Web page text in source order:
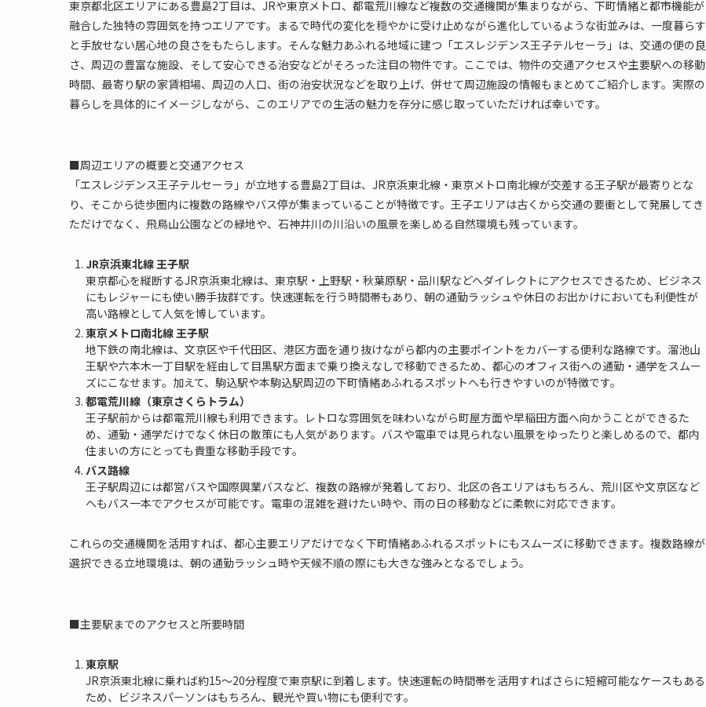
東京都北区エリアにある豊島2丁目は、JRや東京メトロ、都電荒川線など複数の交通機関が集まりながら、下町情緒と都市機能が
融合した独特の雰囲気を持つエリアです。まるで時代の変化を穏やかに受け止めながら進化しているような街並みは、一度暮らす
と手放せない居心地の良さをもたらします。そんな魅力あふれる地域に建つ「エスレジデンス王子テルセーラ」は、交通の便の良
さ、周辺の豊富な施設、そして安心できる治安などがそろった注目の物件です。ここでは、物件の交通アクセスや主要駅への移動
時間、最寄り駅の家賃相場、周辺の人口、街の治安状況などを取り上げ、併せて周辺施設の情報もまとめてご紹介します。実際の
暮らしを具体的にイメージしながら、このエリアでの生活の魅力を存分に感じ取っていただければ幸いです。
■周辺エリアの概要と交通アクセス
「エスレジデンス王子テルセーラ」が立地する豊島2丁目は、JR京浜東北線・東京メトロ南北線が交差する王子駅が最寄りとな
り、そこから徒歩圏内に複数の路線やバス停が集まっていることが特徴です。王子エリアは古くから交通の要衝として発展してき
ただけでなく、飛鳥山公園などの緑地や、石神井川の川沿いの風景を楽しめる自然環境も残っています。
JR京浜東北線 王子駅
東京都心を縦断するJR京浜東北線は、東京駅・上野駅・秋葉原駅・品川駅などへダイレクトにアクセスできるため、ビジネス
にもレジャーにも使い勝手抜群です。快速運転を行う時間帯もあり、朝の通勤ラッシュや休日のお出かけにおいても利便性が
高い路線として人気を博しています。
東京メトロ南北線 王子駅
地下鉄の南北線は、文京区や千代田区、港区方面を通り抜けながら都内の主要ポイントをカバーする便利な路線です。溜池山
王駅や六本木一丁目駅を経由して目黒駅方面まで乗り換えなしで移動できるため、都心のオフィス街への通勤・通学をスムー
ズにこなせます。加えて、駒込駅や本駒込駅周辺の下町情緒あふれるスポットへも行きやすいのが特徴です。
都電荒川線（東京さくらトラム）
王子駅前からは都電荒川線も利用できます。レトロな雰囲気を味わいながら町屋方面や早稲田方面へ向かうことができるた
め、通勤・通学だけでなく休日の散策にも人気があります。バスや電車では見られない風景をゆったりと楽しめるので、都内
住まいの方にとっても貴重な移動手段です。
バス路線
王子駅周辺には都営バスや国際興業バスなど、複数の路線が発着しており、北区の各エリアはもちろん、荒川区や文京区など
へもバス一本でアクセスが可能です。電車の混雑を避けたい時や、雨の日の移動などに柔軟に対応できます。
これらの交通機関を活用すれば、都心主要エリアだけでなく下町情緒あふれるスポットにもスムーズに移動できます。複数路線が
選択できる立地環境は、朝の通勤ラッシュ時や天候不順の際にも大きな強みとなるでしょう。
■主要駅までのアクセスと所要時間
東京駅
JR京浜東北線に乗れば約15～20分程度で東京駅に到着します。快速運転の時間帯を活用すればさらに短縮可能なケースもある
ため、ビジネスパーソンはもちろん、観光や買い物にも便利です。